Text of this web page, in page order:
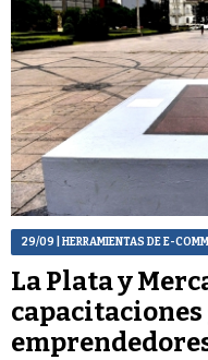
29/09 | HERRAMIENTAS DE E-
La Plata y